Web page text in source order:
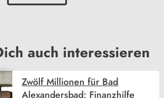
auch interessieren
Zwölf Millionen für Bad
Alexandersbad: Finanzhilfe